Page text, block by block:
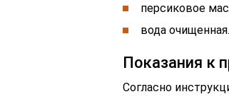
персиковое
вода очищенная.
Показания к
Согласно